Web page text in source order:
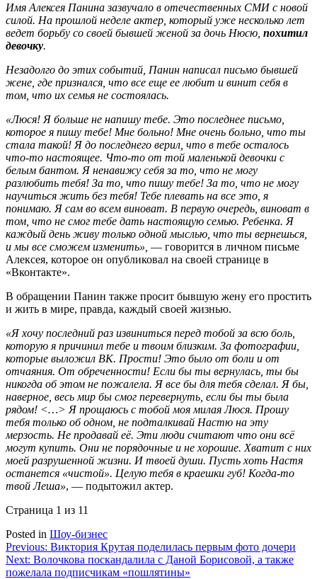
Имя Алексея Панина зазвучало в отечественных СМИ с новой
силой. На прошлой неделе актер, который уже несколько лет
ведет борьбу со своей бывшей женой за дочь Нюсю, похитил
девочку.
Незадолго до этих событий, Панин написал письмо бывшей
жене, где признался, что все еще ее любит и винит себя в
том, что их семья не состоялась.
«Люся! Я больше не напишу тебе. Это последнее письмо,
которое я пишу тебе! Мне больно! Мне очень больно, что ты
стала такой! Я до последнего верил, что в тебе осталось
что-то настоящее. Что-то от той маленькой девочки с
белым бантом. Я ненавижу себя за то, что не могу
разлюбить тебя! За то, что пишу тебе! За то, что не могу
научиться жить без тебя! Тебе плевать на все это, я
понимаю. Я сам во всем виноват. В первую очередь, виноват в
том, что не смог тебе дать настоящую семью. Ребенка. Я
каждый день живу только одной мыслью, что ты вернешься,
и мы все сможем изменить», — говорится в личном письме
Алексея, которое он опубликовал на своей странице в
«Вконтакте».
В обращении Панин также просит бывшую жену его простить
и жить в мире, правда, каждый своей жизнью.
«Я хочу последний раз извиниться перед тобой за всю боль,
которую я причинил тебе и твоим близким. За фотографии,
которые выложил ВК. Прости! Это было от боли и от
отчаяния. От обреченности! Если бы ты вернулась, ты бы
никогда об этом не пожалела. Я все бы для тебя сделал. Я бы,
наверное, весь мир бы смог перевернуть, если бы ты была
рядом! <…> Я прощаюсь с тобой моя милая Люся. Прошу
тебя только об одном, не подталкивай Настю на эту
мерзость. Не продавай её. Эти люди считают что они всё
могут купить. Они не порядочные и не хорошие. Хватит с них
моей разрушенной жизни. И твоей души. Пусть хоть Настя
останется «чистой». Целую тебя в краешки губ! Когда-то
твой Леша», — подытожил актер.
Страница 1 из 11
Posted in Шоу-бизнес
Навигация
по
Previous: Виктория Крутая поделилась первым фото дочери
Next: Волочкова поскандалила с Даной Борисовой, а также
пожелала подписчикам «пошлятины»